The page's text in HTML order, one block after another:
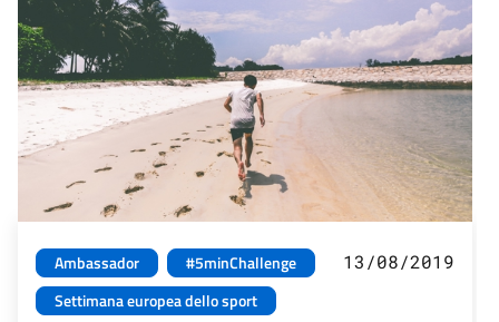
Ambassador
#5minChallenge
Settimana europea dello sport
13/08/2019